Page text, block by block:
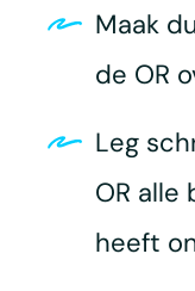
Maak
de OR
Leg
OR
heeft